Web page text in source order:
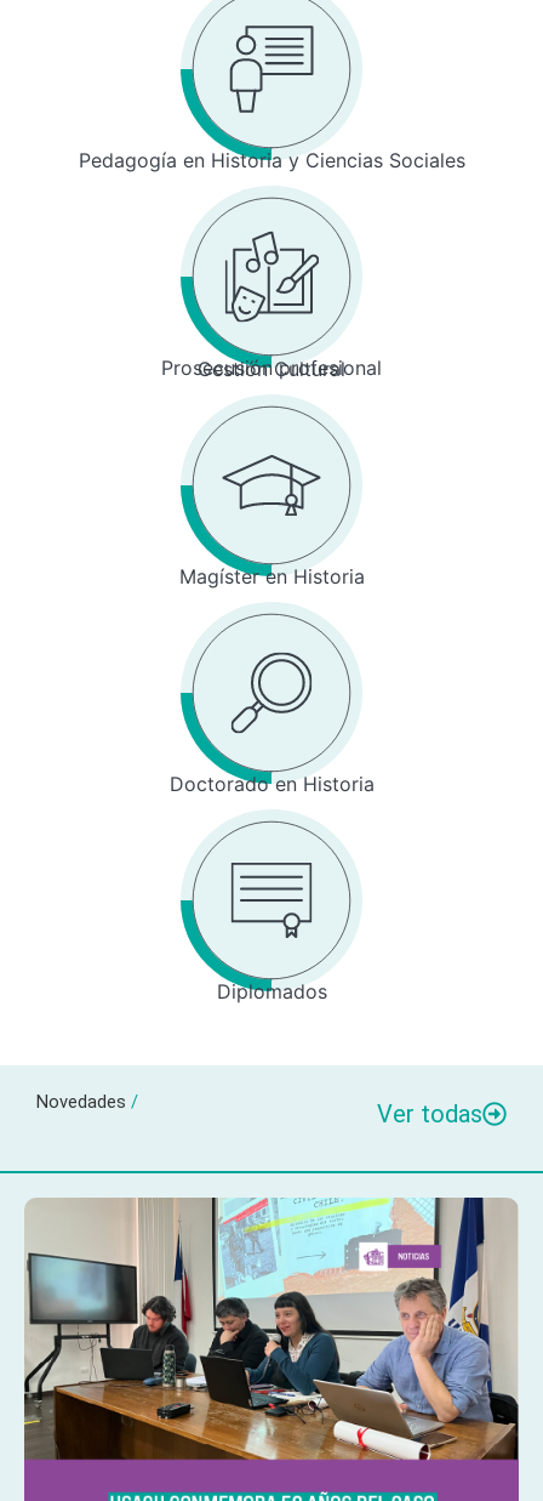
Pedagogía en Historia y Ciencias Sociales
Prosecusión profesional
Gestión Cultural
Magíster en Historia
Doctorado en Historia
Diplomados
Novedades / Ver todas